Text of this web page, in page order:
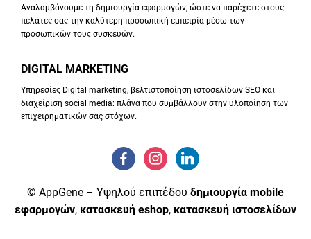
Αναλαμβάνουμε τη δημιουργία εφαρμογών, ώστε να παρέχετε στους
πελάτες σας την καλύτερη προσωπική εμπειρία μέσω των
προσωπικών τους συσκευών.
DIGITAL MARKETING
Υπηρεσίες Digital marketing, βελτιστοποίηση ιστοσελίδων SEO και
διαχείριση social media: πλάνα που συμβάλλουν στην υλοποίηση των
επιχειρηματικών σας στόχων.
© AppGene – Υψηλού επιπέδου δημιουργία mobile
εφαρμογών, κατασκευή eshop, κατασκευή ιστοσελίδων